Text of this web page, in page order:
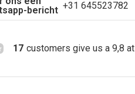
bericht +31 645523782
17 customers give us a 9,8 at